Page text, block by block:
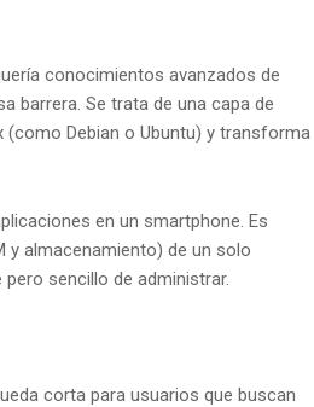
conocimientos avanzados de
barrera. Se trata de una capa de
Debian o Ubuntu) y transforma
en un smartphone. Es
y almacenamiento) de un solo
pero sencillo de administrar.
corta para usuarios que buscan